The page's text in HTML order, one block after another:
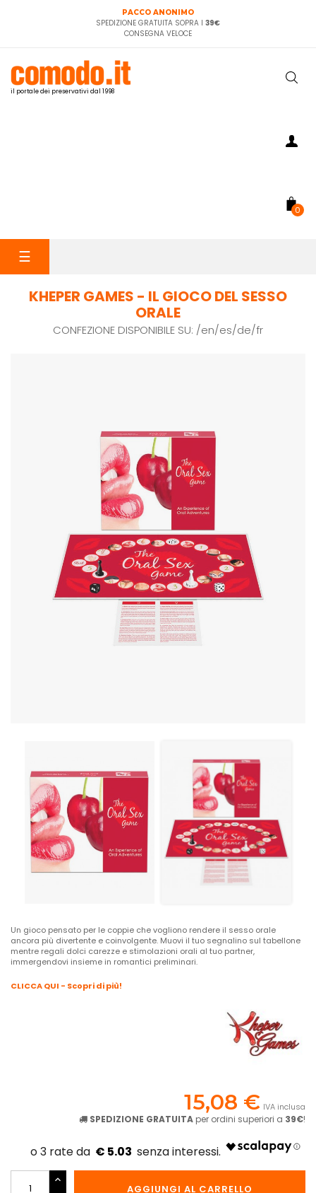
PACCO ANONIMO
SPEDIZIONE GRATUITA SOPRA I 39€
CONSEGNA VELOCE
il portale dei preservativi dal 1998
0
navigazione
☰
KHEPER GAMES - IL GIOCO DEL SESSO
ORALE
CONFEZIONE DISPONIBILE SU: /en/es/de/fr
Un gioco pensato per le coppie che vogliono rendere il sesso orale
ancora più divertente e coinvolgente. Muovi il tuo segnalino sul tabellone
mentre regali dolci carezze e stimolazioni orali al tuo partner,
immergendovi insieme in romantici preliminari.
CLICCA QUI - Scopri di più!
15,08 € IVA inclusa
SPEDIZIONE GRATUITA per ordini superiori a 39€!
€ 5.03
AGGIUNGI AL CARRELLO